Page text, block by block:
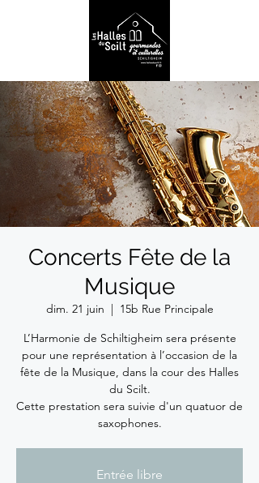
Concerts Fête de la
Musique
dim. 21 juin
  |
15b Rue Principale
L’Harmonie de Schiltigheim sera présente
pour une représentation à l’occasion de la
fête de la Musique, dans la cour des Halles
du Scilt.
Cette prestation sera suivie d'un quatuor de
saxophones.
Entrée libre